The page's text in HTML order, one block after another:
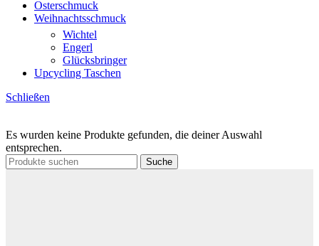
Osterschmuck
Weihnachtsschmuck
Wichtel
Engerl
Glücksbringer
Upcycling Taschen
Schließen
Es wurden keine Produkte gefunden, die deiner Auswahl
entsprechen.
Suche